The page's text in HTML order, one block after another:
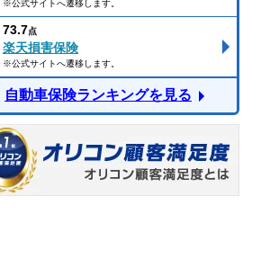
※公式サイトへ遷移します。
73.7点
楽天損害保険
※公式サイトへ遷移します。
自動車保険ランキングを見る